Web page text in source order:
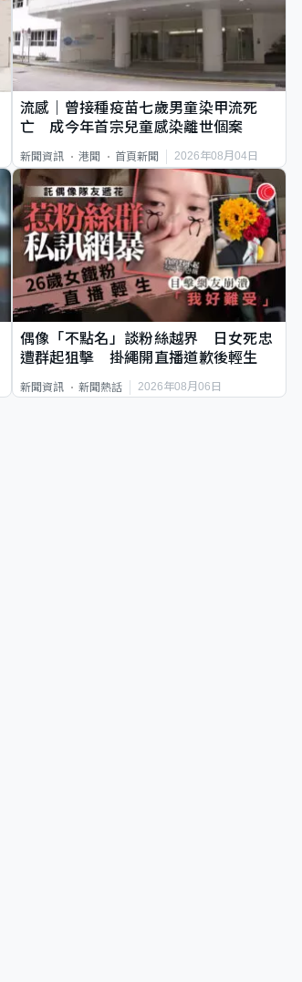
流感｜曾接種疫苗七歲男童染甲流死
亡 成今年首宗兒童感染離世個案
新聞資訊 港聞 首頁新聞 2026年08月04日
偶像「不點名」談粉絲越界 日女死忠
遭群起狙擊 掛繩開直播道歉後輕生
新聞資訊 新聞熱話 2026年08月06日